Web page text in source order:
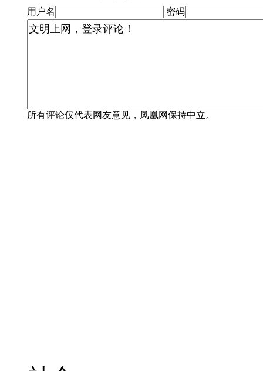
用户名
密码
所有评论仅代表网友意见，凤凰网保持中立。